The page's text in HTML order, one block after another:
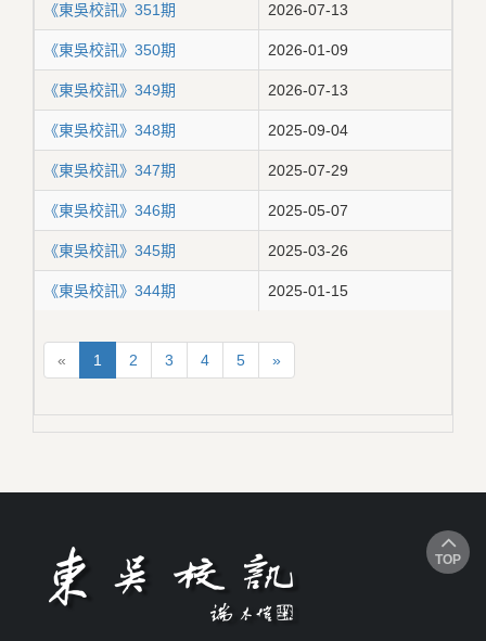
《東吳校訊》351期 2026-07-13
《東吳校訊》350期 2026-01-09
《東吳校訊》349期 2026-07-13
《東吳校訊》348期 2025-09-04
《東吳校訊》347期 2025-07-29
《東吳校訊》346期 2025-05-07
《東吳校訊》345期 2025-03-26
《東吳校訊》344期 2025-01-15
« 1 2 3 4 5 »
TOP